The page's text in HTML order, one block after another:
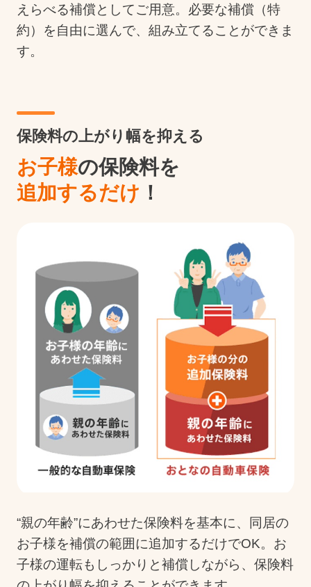
えらべる補償としてご用意。必要な補償（特
約）を自由に選んで、組み立てることができま
す。
保険料の上がり幅を抑える
お子様の保険料を
追加するだけ ！
“親の年齢”にあわせた保険料を基本に、同居の
お子様を補償の範囲に追加するだけでOK。お
子様の運転もしっかりと補償しながら、保険料